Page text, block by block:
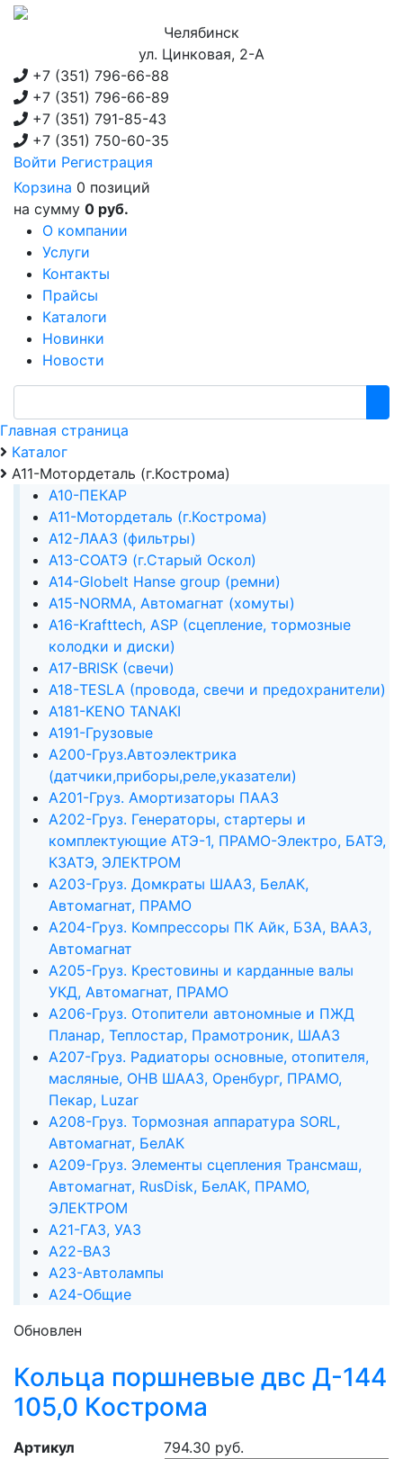
Челябинск
ул. Цинковая, 2-А
+7 (351) 796-66-88
+7 (351) 796-66-89
+7 (351) 791-85-43
+7 (351) 750-60-35
Войти Регистрация
Корзина 0 позиций
на сумму 0 руб.
О компании
Услуги
Контакты
Прайсы
Каталоги
Новинки
Новости
Главная страница
Каталог
А11-Мотордеталь (г.Кострома)
А10-ПЕКАР
А11-Мотордеталь (г.Кострома)
А12-ЛААЗ (фильтры)
А13-СОАТЭ (г.Старый Оскол)
А14-Globelt Hanse group (ремни)
А15-NORMA, Автомагнат (хомуты)
А16-Krafttech, ASP (сцепление, тормозные
колодки и диски)
А17-BRISK (свечи)
А18-TESLA (провода, свечи и предохранители)
А181-KENO TANAKI
А191-Грузовые
А200-Груз.Автоэлектрика
(датчики,приборы,реле,указатели)
А201-Груз. Амортизаторы ПААЗ
А202-Груз. Генераторы, стартеры и
комплектующие АТЭ-1, ПРАМО-Электро, БАТЭ,
КЗАТЭ, ЭЛЕКТРОМ
А203-Груз. Домкраты ШААЗ, БелАК,
Автомагнат, ПРАМО
А204-Груз. Компрессоры ПК Айк, БЗА, ВААЗ,
Автомагнат
А205-Груз. Крестовины и карданные валы
УКД, Автомагнат, ПРАМО
А206-Груз. Отопители автономные и ПЖД
Планар, Теплостар, Прамотроник, ШААЗ
А207-Груз. Радиаторы основные, отопителя,
масляные, ОНВ ШААЗ, Оренбург, ПРАМО,
Пекар, Luzar
А208-Груз. Тормозная аппаратура SORL,
Автомагнат, БелАК
А209-Груз. Элементы сцепления Трансмаш,
Автомагнат, RusDisk, БелАК, ПРАМО,
ЭЛЕКТРОМ
А21-ГАЗ, УАЗ
А22-ВАЗ
А23-Автолампы
А24-Общие
Обновлен
Кольца поршневые двс Д-144
105,0 Кострома
Артикул
794.30 руб.